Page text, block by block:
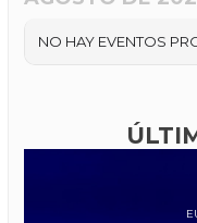
NO HAY EVENTOS